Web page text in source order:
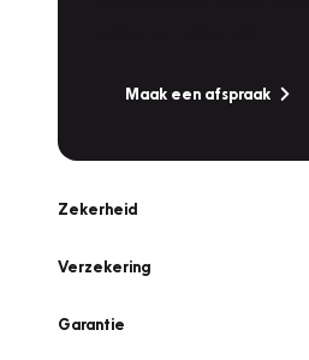
Maak een afspraak
Zekerheid
Verzekering
Garantie